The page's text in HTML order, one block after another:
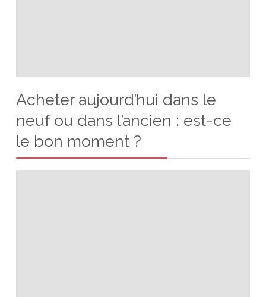
Acheter aujourd’hui dans le
neuf ou dans l’ancien : est-ce
le bon moment ?